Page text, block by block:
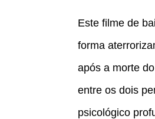
Este filme de
forma
após a morte
entre os dois
psicológico